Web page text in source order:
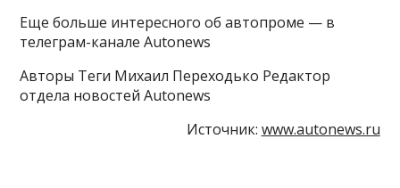
Еще больше интересного об автопроме — в
телеграм-канале Autonews
Авторы Теги Михаил Переходько Редактор
отдела новостей Autonews
Источник: www.autonews.ru